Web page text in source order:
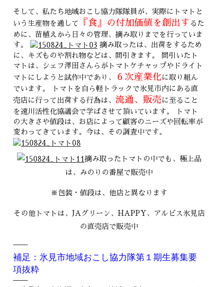
そして、私たち地域おこし協力隊隊員が、実際にトマトと
いう生産物を通して
『食』の付加価値を創出す るた
めに、苗植えから日々の管理、摘み取りまでを行っていま
す。
摘み取ったは、出荷をするため
に、キズものや割れ物などは、間引きます。 間引いたト
マトは、シェフ澤田さんらがトマトケチャップやドライト
マトにしようと試作中であり、
６次産業化 に取り組ん
でいます。 トマトを自ら軽トラックで氷見市内にある直
売店に行って出荷する行為は、流通、販売 に至ること
を速川活性化協議会で学ばさせて頂いています。 トマト
の大きさや値段は、お店によって顧客のニーズや回転率が
変わってきています。今は、その調査中です。
摘み取ったトマトの中でも、極上品
は、みのりの番屋で販売中
※包装・値段は、他店と異なります
その他トマトは、JAグリーン、HAPPY、アルビス氷見店
の直売店で販売中
補足：氷見市地域おこし協力隊第１期生募集要
項抜粋